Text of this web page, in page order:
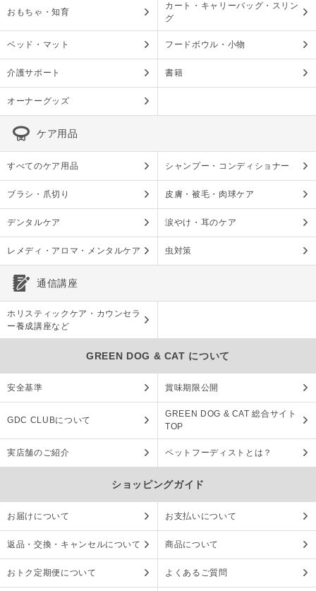
おもちゃ・知育
カート・キャリーバッグ・スリン
グ
ベッド・マット フードボウル・小物
介護サポート 書籍
オーナーグッズ
ケア用品
すべてのケア用品 シャンプー・コンディショナー
ブラシ・爪切り 皮膚・被毛・肉球ケア
デンタルケア 涙やけ・耳のケア
レメディ・アロマ・メンタルケア 虫対策
通信講座
ホリスティックケア・カウンセラ
ー養成講座など
GREEN DOG & CAT について
安全基準 賞味期限公開
GDC CLUBについて
GREEN DOG & CAT 総合サイト
TOP
実店舗のご紹介 ペットフーディストとは？
ショッピングガイド
お届けについて お支払いについて
返品・交換・キャンセルについて 商品について
おトク定期便について よくあるご質問